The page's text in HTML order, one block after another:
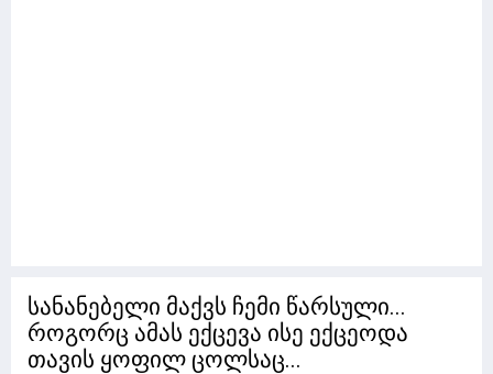
სანანებელი მაქვს ჩემი წარსული...
როგორც ამას ექცევა ისე ექცეოდა
თავის ყოფილ ცოლსაც...